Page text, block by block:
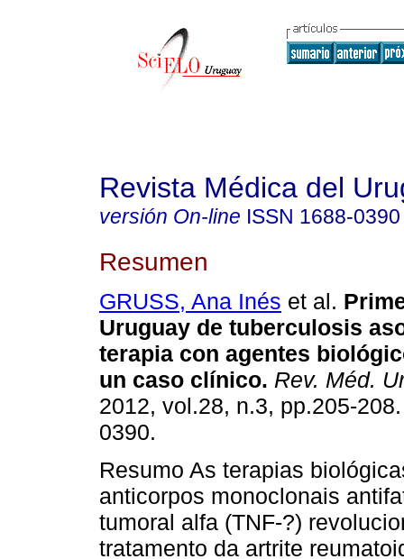
Revista Médica del
versión On-line ISSN 1688-0390
Resumen
GRUSS, Ana Inés et al.
Uruguay de tuberculosis
terapia con agentes
un caso clínico. Rev. Méd.
2012, vol.28, n.3, pp.205-
0390.
Resumo As terapias
anticorpos monoclonais
tumoral alfa (TNF-?)
tratamento da artrite